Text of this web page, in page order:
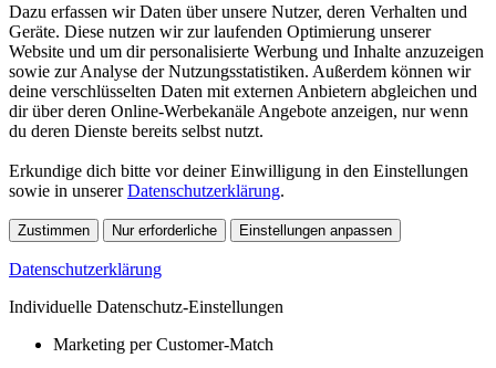
Dazu erfassen wir Daten über unsere Nutzer, deren Verhalten und
Geräte. Diese nutzen wir zur laufenden Optimierung unserer
Website und um dir personalisierte Werbung und Inhalte anzuzeigen
sowie zur Analyse der Nutzungsstatistiken. Außerdem können wir
deine verschlüsselten Daten mit externen Anbietern abgleichen und
dir über deren Online-Werbekanäle Angebote anzeigen, nur wenn
du deren Dienste bereits selbst nutzt.
Erkundige dich bitte vor deiner Einwilligung in den Einstellungen
sowie in unsererDatenschutzerklärung.
Zustimmen Nur erforderliche Einstellungen anpassen
Datenschutzerklärung
Individuelle Datenschutz-Einstellungen
Marketing per Customer-Match